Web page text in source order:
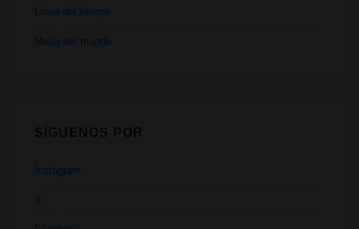
Linea del tiempo
Mapa del mundo
Instagram
X